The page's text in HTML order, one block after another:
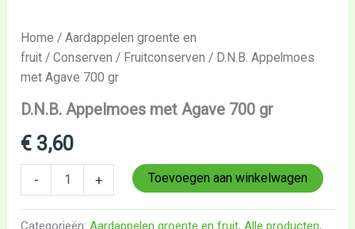
Home /Aardappelen groente en
fruit /Conserven / Fruitconserven / D.N.B. Appelmoes
met Agave 700 gr
D.N.B. Appelmoes met Agave 700 gr
€ 3,60
- + Toevoegen aan winkelwagen
Categorieën:Aardappelen groente en fruit,Alle producten,